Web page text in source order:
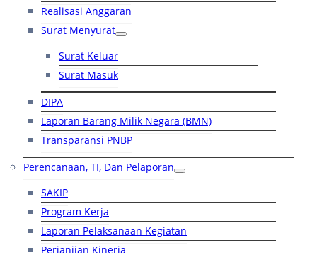
Realisasi Anggaran
Surat Menyurat
Surat Keluar
Surat Masuk
DIPA
Laporan Barang Milik Negara (BMN)
Transparansi PNBP
Perencanaan, TI, Dan Pelaporan
SAKIP
Program Kerja
Laporan Pelaksanaan Kegiatan
Perjanjian Kinerja